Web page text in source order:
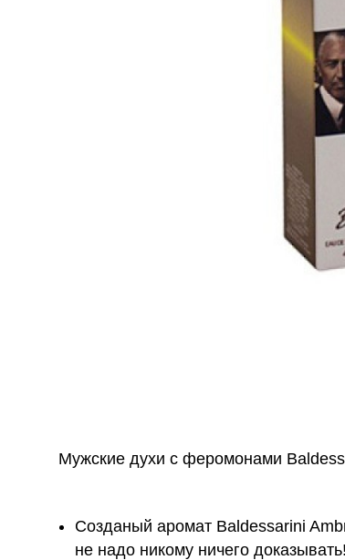
Мужские духи с феромонами
Созданый аромат Baldessarini
не надо никому ничего доказывать!